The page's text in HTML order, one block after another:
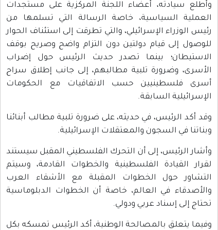
وأطلع سيادته، أعضاء اللجنة المركزية على مستجدات
العملية السياسية، خاصة الرسالة التي تسلمها من
رئيس الوزراء الإسرائيلي، والتي تطرقت إلى استئناف الحوار
للوصول إلى قيام دولتين دون التزام واضح وصريح بوقف
الاستيطان؛ بينما تصدر حديث الرئيس حول إضراب
الأسرى، وضرورة تلبية مطالبهم، إلى جانب إطلاق سراح
أسرى فلسطينيين حسب الاتفاقيات مع الحكومات
الإسرائيلية السابقة.
وقد أكد الرئيس، في حديثه، على ضرورة تلبية مطالب أبنائنا
وبناتنا في السجون والمعتقلات الإسرائيلية.
وأشار الرئيس، إلى أن التحرك الفلسطيني المقبل سيستند
لقرار القيادة الفلسطينية والخطوات القادمة، وسيتم
التشاور حول الخطوات المقبلة مع الأشقاء العرب
والأصدقاء في العالم، خاصة أن الخطوات الدبلوماسية
تحتاج إلى إسناد عربي ودولي.
وفيما يتعلق بالمصالحة الوطنية، أكد الرئيس تمسكه بكل